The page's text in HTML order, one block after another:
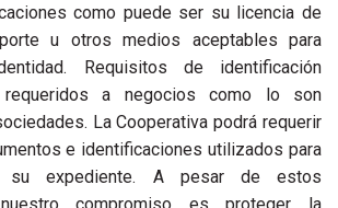
como puede ser su licencia de
u otros medios aceptables para
Requisitos de identificación
requeridos a negocios como lo son
La Cooperativa podrá requerir
e identificaciones utilizados para
su expediente. A pesar de estos